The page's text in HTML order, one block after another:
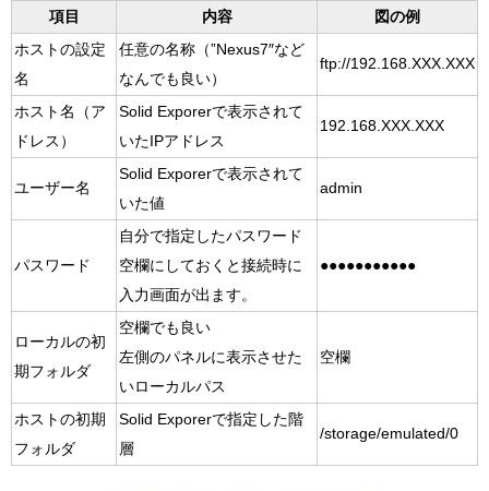
項目 内容
図の例
ホストの設定
名
任意の名称（”Nexus7″など
なんでも良い）
ftp://192.168.XXX.XXX
ホスト名（ア
ドレス）
Solid Exporerで表示されて
いたIPアドレス
192.168.XXX.XXX
ユーザー名
Solid Exporerで表示されて
いた値
admin
パスワード
自分で指定したパスワード
空欄にしておくと接続時に
入力画面が出ます。
●●●●●●●●●●●
ローカルの初
期フォルダ
空欄でも良い
左側のパネルに表示させた
いローカルパス
空欄
ホストの初期
フォルダ
Solid Exporerで指定した階
層
/storage/emulated/0